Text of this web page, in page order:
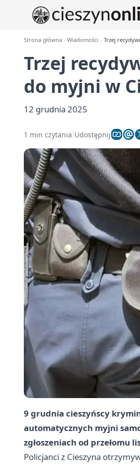
Strona główna Wiadomości Trzej
Trzej
do myjni w
12 grudnia 2025
1 min czytania Udostępnij
9 grudnia cieszyńscy
automatycznych myjni
zgłoszeniach od przełomu
Policjanci z Cieszyna